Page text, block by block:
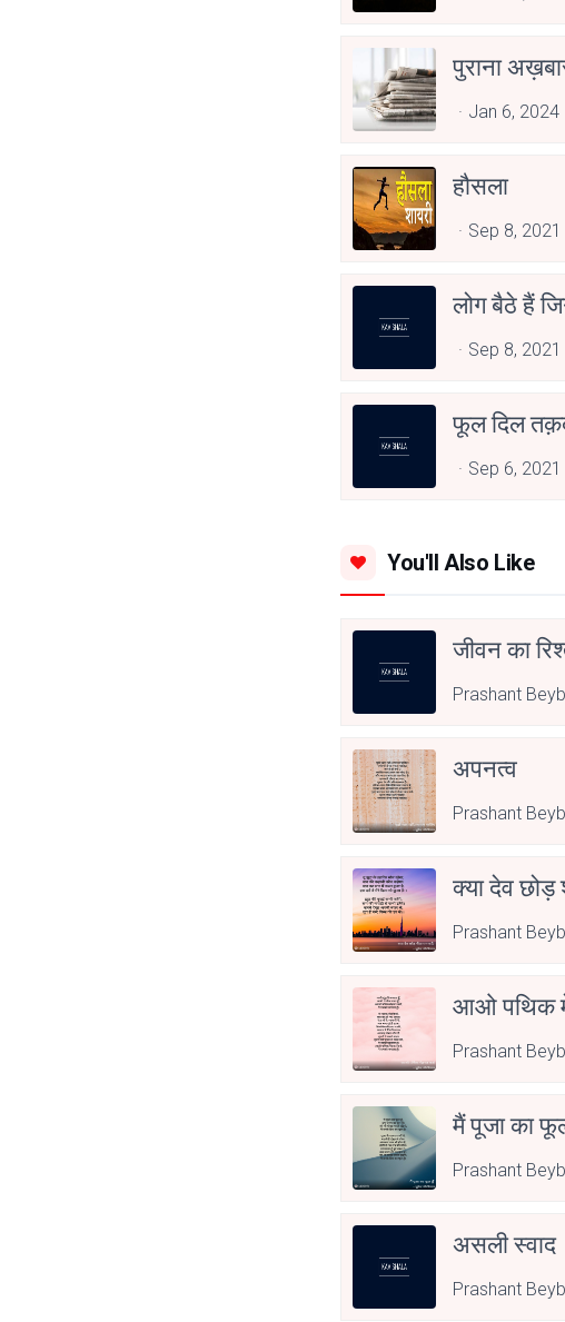
पुराना
Jan 6, 2024
हौसला
Sep 8, 2021
Sep 8, 2021
फूल दिल
Sep 6, 2021
You'll Also Like
जीवन का
Prashant
अपनत्व
Prashant
क्या देव
Prashant
आओ पथिक
Prashant
मैं पूजा का
Prashant
असली स्वाद
Prashant